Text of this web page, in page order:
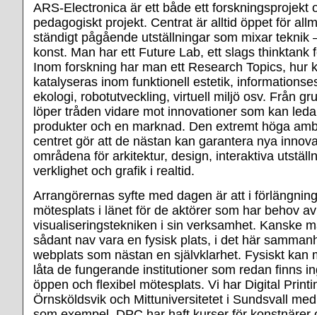
ARS-Electronica är ett både ett forskningsprojekt
pedagogiskt projekt. Centrat är alltid öppet för
ständigt pågående utställningar som mixar teknik
konst. Man har ett Future Lab, ett slags thinktank
Inom forskning har man ett Research Topics, hur
katalyseras inom funktionell estetik,
ekologi, robotutveckling, virtuell miljö osv. Från
löper tråden vidare mot innovationer som kan
produkter och en marknad. Den extremt höga
centret gör att de nästan kan garantera nya
områdena för arkitektur, design, interaktiva
verklighet och grafik i realtid.
Arrangörernas syfte med dagen är att i
mötesplats i länet för de aktörer som har behov av
visualiseringstekniken i sin verksamhet. Kanske
sådant nav vara en fysisk plats, i det här
webplats som nästan en självklarhet. Fysiskt kan
låta de fungerande institutioner som redan finns
öppen och flexibel mötesplats. Vi har Digital
Örnsköldsvik och Mittuniversitetet i Sundsvall